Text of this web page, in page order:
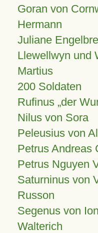
Goran von
Hermann
Juliane
Llewellwyn und
Martius
200 Soldaten
Rufinus „der
Nilus von Sora
Peleusius von
Petrus Andreas
Petrus Nguyen
Saturninus von
Russon
Segenus von
Walterich